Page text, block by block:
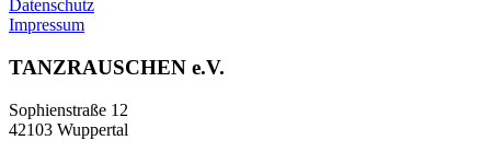
Datenschutz
Impressum
TANZRAUSCHEN e.V.
Sophienstraße 12
42103 Wuppertal